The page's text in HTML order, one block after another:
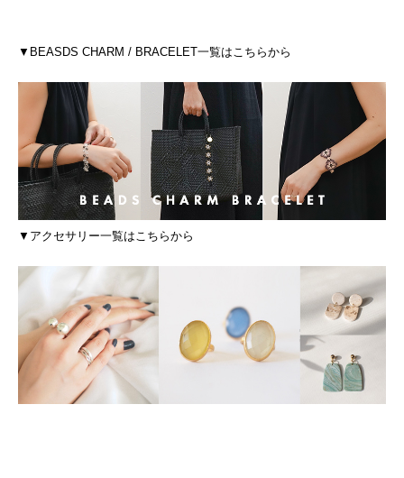
▼BEASDS CHARM / BRACELET一覧はこちらから
▼アクセサリー一覧はこちらから